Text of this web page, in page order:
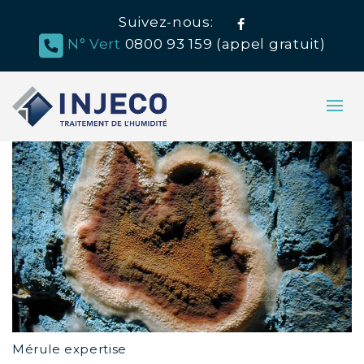
Suivez-nous: Facebook
N° Vert 0800 93 159 (appel gratuit)
Mérule expertise